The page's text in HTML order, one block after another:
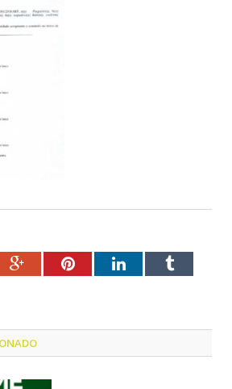
Google+PinterestLinkedInTumblr